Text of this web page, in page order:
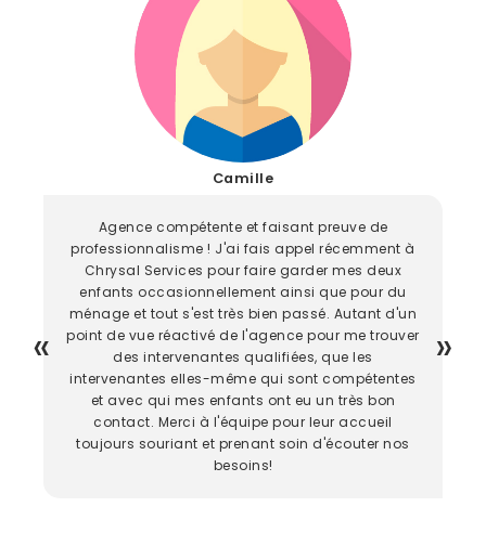
Camille
Agence compétente et faisant preuve de
professionnalisme ! J'ai fais appel récemment à
Chrysal Services pour faire garder mes deux
enfants occasionnellement ainsi que pour du
ménage et tout s'est très bien passé. Autant d'un
point de vue réactivé de l'agence pour me trouver
des intervenantes qualifiées, que les
intervenantes elles-même qui sont compétentes
et avec qui mes enfants ont eu un très bon
contact. Merci à l'équipe pour leur accueil
toujours souriant et prenant soin d'écouter nos
besoins!